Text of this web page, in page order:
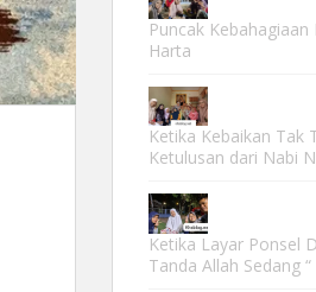
Puncak
Harta
Ketika Kebaikan Tak
Ketulusan dari Nabi
Ketika Layar Ponsel
Tanda Allah Sedang